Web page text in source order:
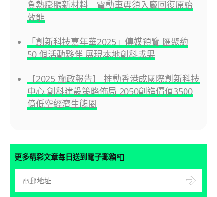
負熱膨脹新材料 電動車毋須入廠回復原始
效能
「創新科技嘉年華2025」傳媒預覽 匯聚約
50 個活動夥伴 展現本地創科成果
【2025 施政報告】 推動香港成國際創新科技
中心 創科建設策略佈局 2050創造價值3500
億低空經濟生態圈
更多精彩文章每日送到電子郵箱📮